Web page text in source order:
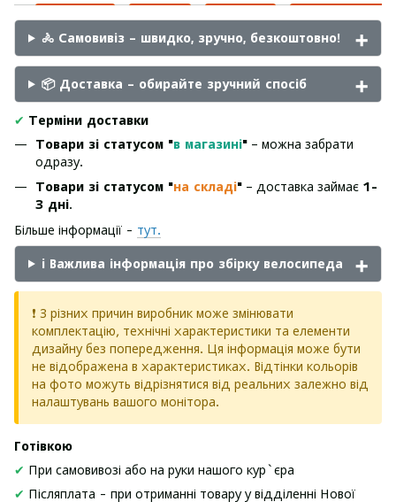
🚴 Самовивіз – швидко, зручно, безкоштовно!
📦 Доставка – обирайте зручний спосіб
✔ Терміни доставки
Товари зі статусом "в магазині" – можна забрати
одразу.
Товари зі статусом "на складі" – доставка займає 1-
3 дні.
Більше інформації - тут.
ℹ️ Важлива інформація про збірку велосипеда
❗ З різних причин виробник може змінювати
комплектацію, технічні характеристики та елементи
дизайну без попередження. Ця інформація може бути
не відображена в характеристиках. Відтінки кольорів
на фото можуть відрізнятися від реальних залежно від
налаштувань вашого монітора.
Готівкою
✔ При самовивозі або на руки нашого кур`єра
✔ Післяплата - при отриманні товару у відділенні Нової